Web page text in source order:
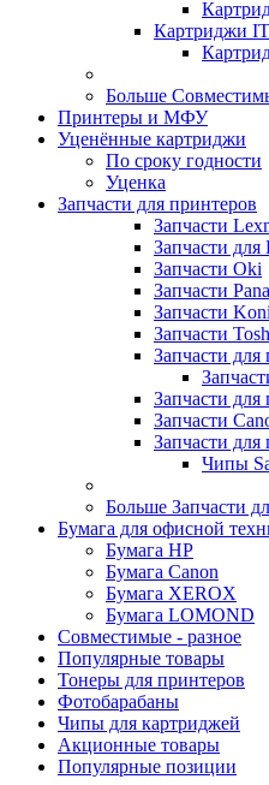
Картриджи
Больше
Принтеры и МФУ
Уценённые картриджи
По сроку годности
Уценка
Запчасти для принтеров
Запчасти
Запчасти для
Запчасти Oki
Запчасти
Запчасти
Запчасти
Запчасти
Запчасти для
Запчасти
Запчасти для
Чипы
Больше Запчасти
Бумага для офисной
Бумага HP
Бумага Canon
Бумага XEROX
Бумага LOMOND
Совместимые - разное
Популярные товары
Тонеры для принтеров
Фотобарабаны
Чипы для картриджей
Акционные товары
Популярные позиции